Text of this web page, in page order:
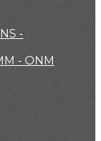
-
- ONM